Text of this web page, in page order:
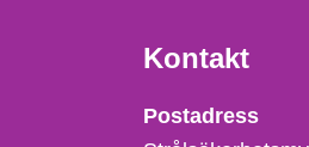
Kontakt
Postadress